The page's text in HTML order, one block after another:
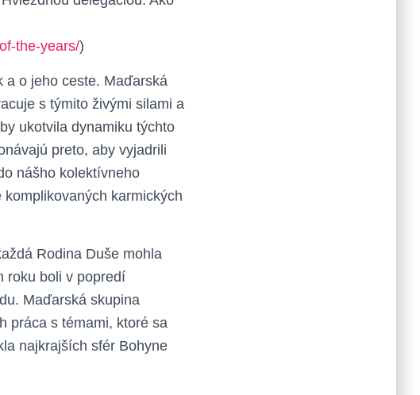
the-years/)
a o jeho ceste. Maďarská
s týmito živými silami a
ukotvila dynamiku týchto
preto, aby vyjadrili
nášho kolektívneho
karmických
Rodina Duše mohla
roku boli v popredí
Maďarská skupina
práca s témami, ktoré sa
najkrajších sfér Bohyne